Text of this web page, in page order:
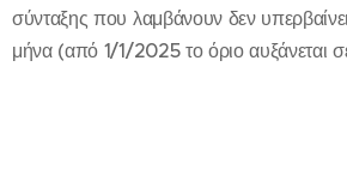
σύνταξης που λαμβάνουν δεν
μήνα (από 1/1/2025 το όριο αυξάνεται